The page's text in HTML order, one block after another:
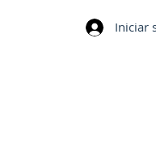
Iniciar